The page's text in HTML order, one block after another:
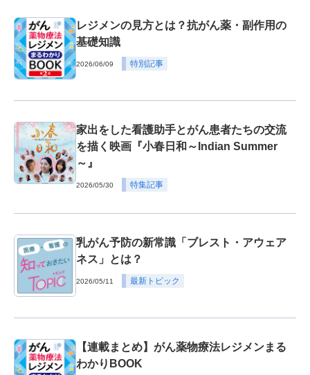
レジメンの見方とは？抗がん薬・副作用の
基礎知識
2026/06/09 特別記事
家出をした看護助手とがん患者たちの交流
を描く映画『小春日和～Indian Summer
～』
2026/05/30 特集記事
乳がん予防の新常識「ブレスト・アウェア
ネス」とは？
2026/05/11 最新トピック
【連載まとめ】がん薬物療法レジメンまる
わかりBOOK